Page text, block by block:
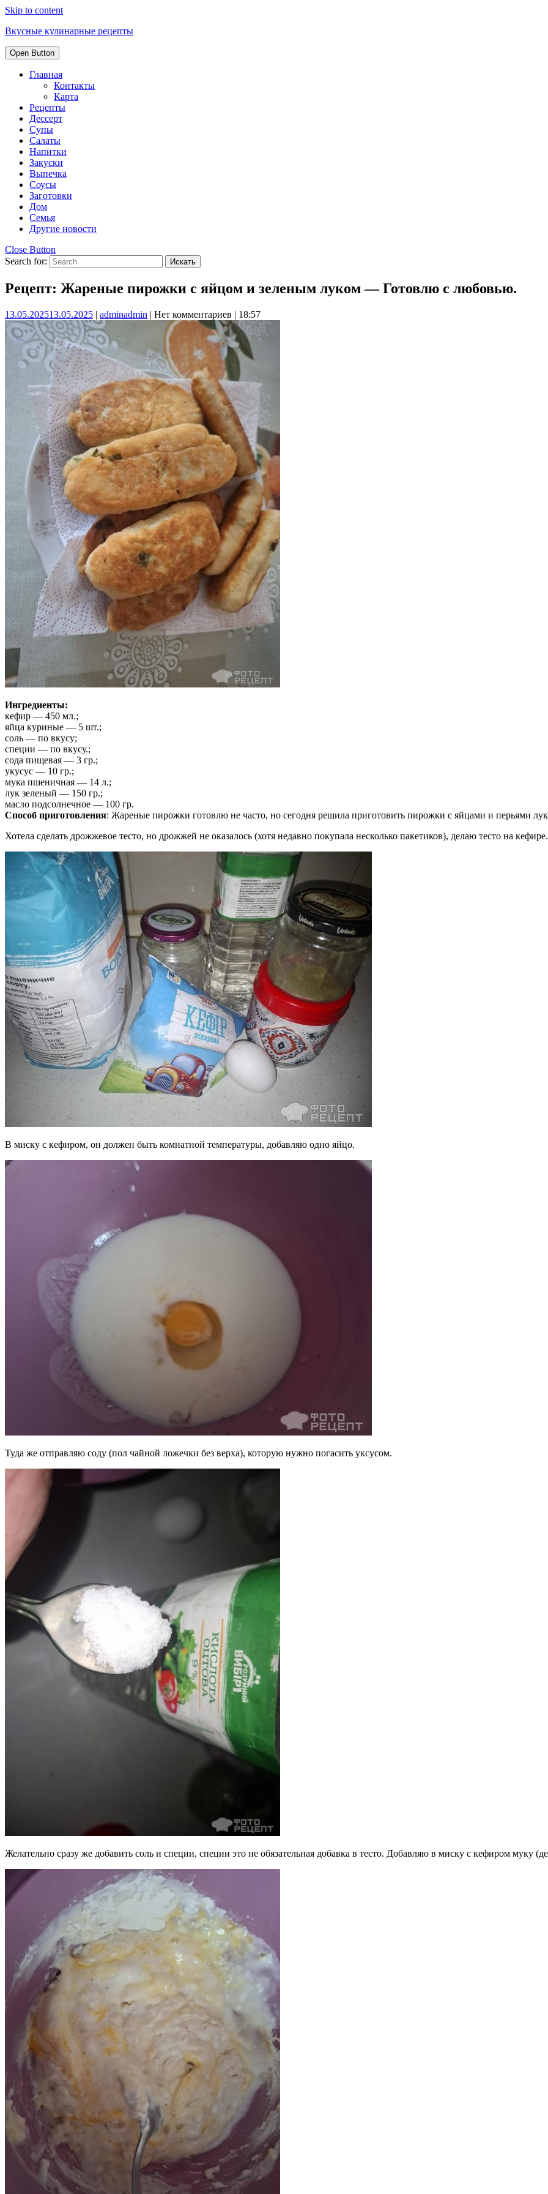
Skip to content
Вкусные кулинарные рецепты
Open Button
Главная
Контакты
Карта
Рецепты
Дессерт
Супы
Салаты
Напитки
Закуски
Выпечка
Соусы
Заготовки
Дом
Семья
Другие новости
Close Button
Search for:
Рецепт: Жареные пирожки с яйцом и зеленым луком — Готовлю с любовью.
13.05.202513.05.2025 | adminadmin | Нет комментариев | 18:57
Ингредиенты:
кефир — 450 мл.;
яйца куриные — 5 шт.;
соль — по вкусу;
специи — по вкусу.;
сода пищевая — 3 гр.;
укусус — 10 гр.;
мука пшеничная — 14 л.;
лук зеленый — 150 гр.;
масло подсолнечное — 100 гр.
Способ приготовления: Жареные пирожки готовлю не часто, но сегодня решила приготовить пирожки с яйцами и перьями
Хотела сделать дрожжевое тесто, но дрожжей не оказалось (хотя недавно покупала несколько пакетиков), делаю тесто на кефире.
В миску с кефиром, он должен быть комнатной температуры, добавляю одно яйцо.
Туда же отправляю соду (пол чайной ложечки без верха), которую нужно погасить уксусом.
Желательно сразу же добавить соль и специи, специи это не обязательная добавка в тесто. Добавляю в миску с кефиром муку